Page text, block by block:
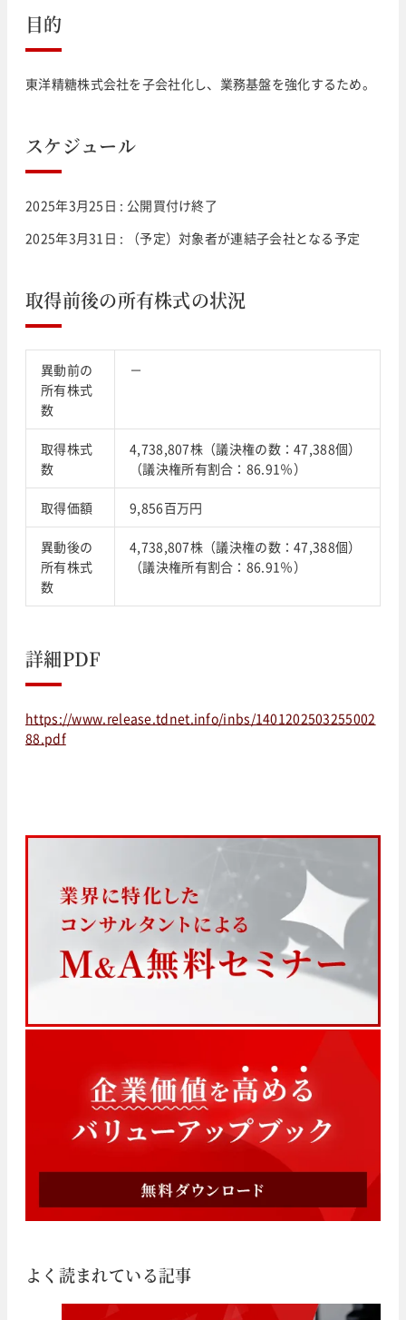
目的
東洋精糖株式会社を子会社化し、業務基盤を強化するため。
スケジュール
2025年3月25日 : 公開買付け終了
2025年3月31日 : （予定）対象者が連結子会社となる予定
取得前後の所有株式の状況
異動前の
所有株式
数
－
取得株式
数
4,738,807株（議決権の数：47,388個）
（議決権所有割合：86.91％）
取得価額 9,856百万円
異動後の
所有株式
数
4,738,807株（議決権の数：47,388個）
（議決権所有割合：86.91％）
詳細PDF
https://www.release.tdnet.info/inbs/1401202503255002
88.pdf
よく読まれている記事